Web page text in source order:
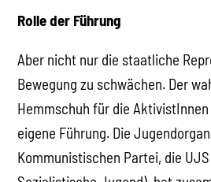
Rolle der Führung
Aber nicht nur die staatliche
Bewegung zu schwächen. Der
Hemmschuh für die
eigene Führung. Die
Kommunistischen Partei, die